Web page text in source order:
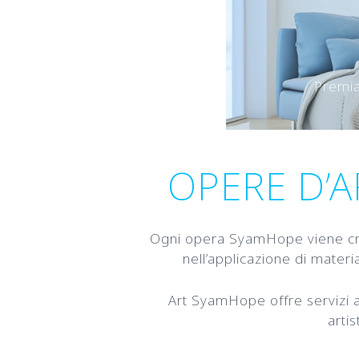
OPERE
Ogni opera SyamHope viene
nell’applicazione di
Art SyamHope offre servizi